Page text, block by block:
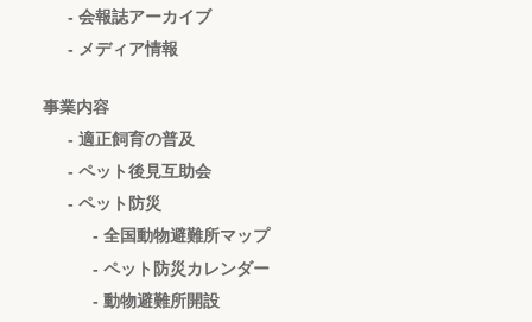
- 会報誌アーカイブ
- メディア情報
事業内容
- 適正飼育の普及
- ペット後見互助会
- ペット防災
- 全国動物避難所マップ
- ペット防災カレンダー
- 動物避難所開設